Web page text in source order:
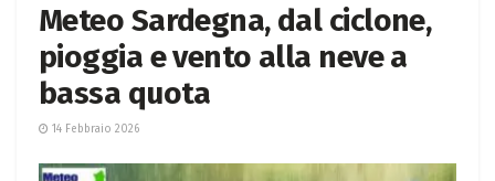
Meteo Sardegna, dal ciclone,
pioggia e vento alla neve a
bassa quota
14 Febbraio 2026